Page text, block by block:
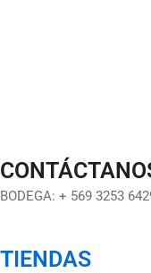
BODEGA: + 569 3253
TIENDAS